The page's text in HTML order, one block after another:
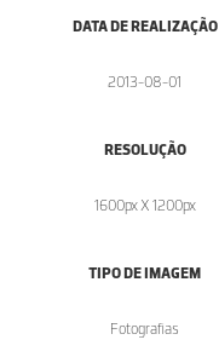
DATA DE REALIZAÇÃO
2013-08-01
RESOLUÇÃO
1600px X 1200px
TIPO DE IMAGEM
Fotografias